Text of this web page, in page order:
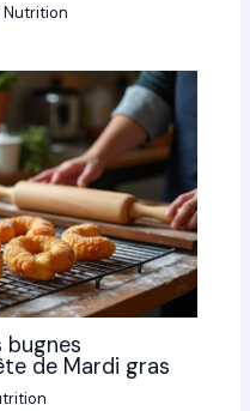
Nutrition
de Mardi gras